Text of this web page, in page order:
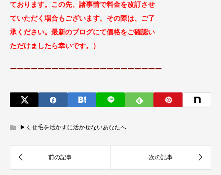
ております。この先、諸事情で料金を改訂させ
ていただく場合もございます。 その際は、ご了
承ください。最新のブログにて価格をご確認い
ただけましたら幸いです。）
ーーーーーーーーーーーーーーーーーーーーーー
▶︎くせ毛を活かすに活かせないあなたへ